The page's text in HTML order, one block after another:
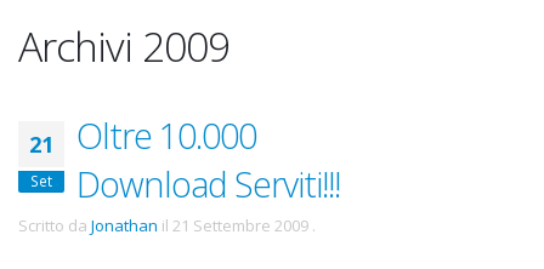
Archivi 2009
21
Set
Oltre 10.000
Download Serviti!!!
Scritto da Jonathan il 21 Settembre 2009 .